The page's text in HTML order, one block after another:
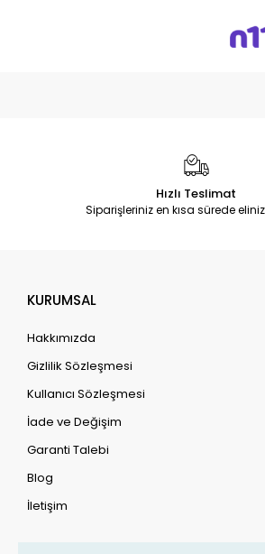
Hızlı Teslimat
Siparişleriniz en kısa sürede
KURUMSAL
Hakkımızda
Gizlilik Sözleşmesi
Kullanıcı Sözleşmesi
İade ve Değişim
Garanti Talebi
Blog
İletişim